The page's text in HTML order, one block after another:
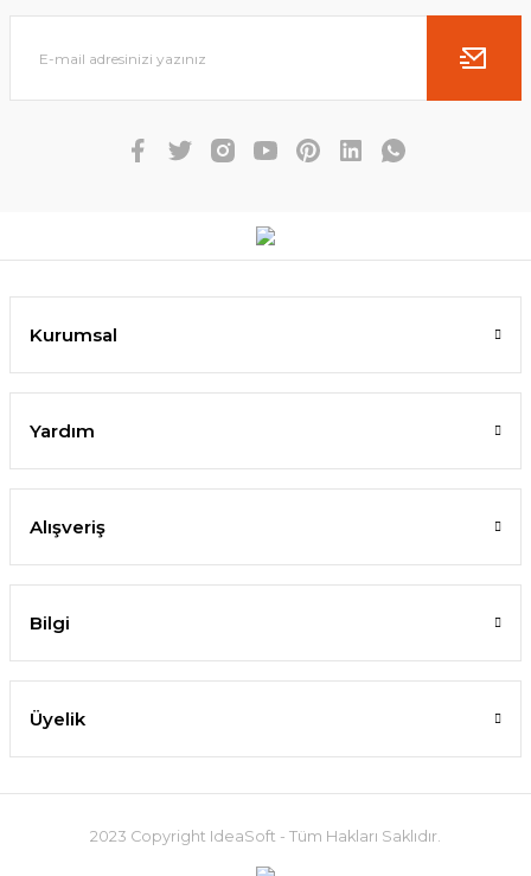
Kurumsal
Yardım
Alışveriş
Bilgi
Üyelik
2023 Copyright IdeaSoft - Tüm Hakları Saklıdır.